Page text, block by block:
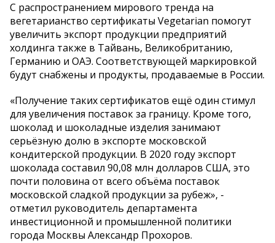
С распространением мирового тренда на
вегетарианство сертификаты Vegetarian помогут
увеличить экспорт продукции предприятий
холдинга также в Тайвань, Великобританию,
Германию и ОАЭ. Соответствующей маркировкой
будут снабжены и продукты, продаваемые в России.
«Получение таких сертификатов ещё один стимул
для увеличения поставок за границу. Кроме того,
шоколад и шоколадные изделия занимают
серьёзную долю в экспорте московской
кондитерской продукции. В 2020 году экспорт
шоколада составил 90,08 млн долларов США, это
почти половина от всего объёма поставок
московской сладкой продукции за рубеж», -
отметил руководитель департамента
инвестиционной и промышленной политики
города Москвы Александр Прохоров.